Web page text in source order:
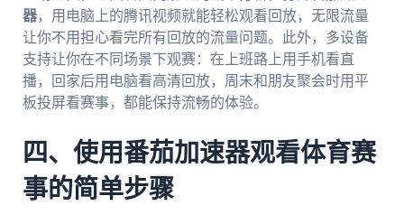
器，用电脑上的腾讯视频就能轻松观看回放，无限流量
让你不用担心看完所有回放的流量问题。此外，多设备
支持让你在不同场景下观赛：在上班路上用手机看直
播，回家后用电脑看高清回放，周末和朋友聚会时用平
板投屏看赛事，都能保持流畅的体验。
四、使用番茄加速器观看体育赛
事的简单步骤